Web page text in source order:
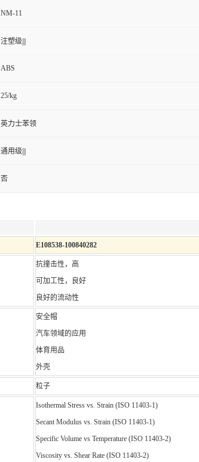
NM-11
注塑级|||
ABS
25/kg
英力士苯领
通用级|||
否
E108538-100840282
抗撞击性，高
可加工性，良好
良好的流动性
安全帽
汽车领域的应用
体育用品
外壳
粒子
Isothermal Stress vs. Strain (ISO 11403-1)
Secant Modulus vs. Strain (ISO 11403-1)
Specific Volume vs Temperature (ISO 11403-2)
Viscosity vs. Shear Rate (ISO 11403-2)